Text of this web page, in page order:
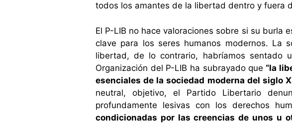
todos los amantes de la libertad dentro y fuera
El P-LIB no hace valoraciones sobre si su
clave para los seres humanos modernos. La
libertad, de lo contrario, habríamos sentado
Organización del P-LIB ha subrayado que “la
esenciales de la sociedad moderna del siglo
neutral, objetivo, el Partido Libertario
profundamente lesivas con los derechos
condicionadas por las creencias de unos u